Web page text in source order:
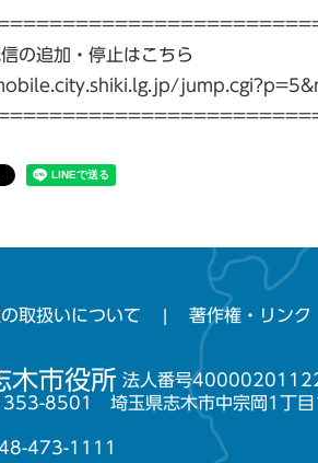
の追加・停止はこちら
取扱いについて 著作権・リンク
木市役所 法人番号
353-8501 埼玉県志木市中宗岡1丁
473-1111